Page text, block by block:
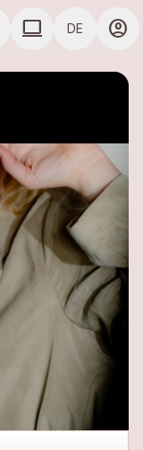
COMPUTER
computer DE account_circle
close